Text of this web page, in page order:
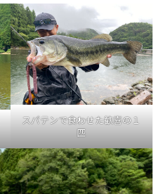
スパテンで食わせた歓喜の１
匹